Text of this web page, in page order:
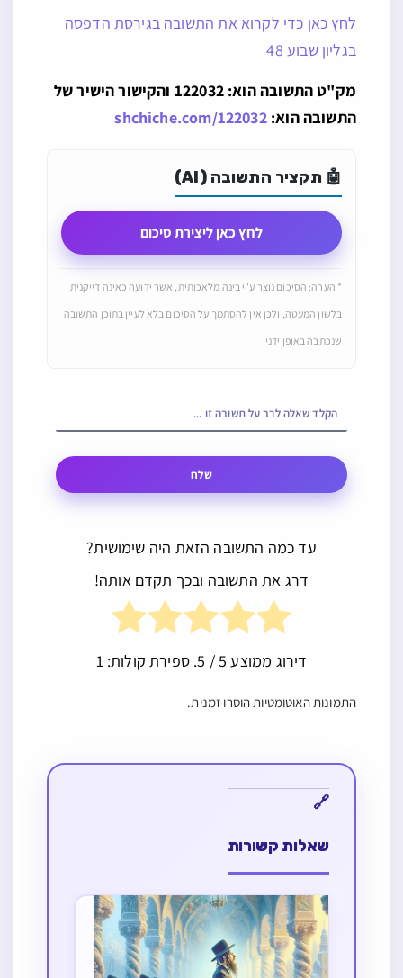
לחץ כאן כדי לקרוא את התשובה בגירסת הדפסה
בגליון שבוע 48
מק"ט התשובה הוא: 122032 והקישור הישיר של
התשובה הוא:shchiche.com/122032
🤖 תקציר התשובה (AI)
לחץ כאן ליצירת סיכום
* הערה: הסיכום נוצר ע"י בינה מלאכותית, אשר ידועה כאינה דייקנית
בלשון המעטה, ולכן אין להסתמך על הסיכום בלא לעיין בתוכן התשובה
שנכתבה באופן ידני.
שלח
עד כמה התשובה הזאת היה שימושית?
דרג את התשובה ובכך תקדם אותה!
דירוג ממוצע 5/ 5. ספירת קולות: 1
התמונות האוטומטיות הוסרו זמנית.
שאלות קשורות